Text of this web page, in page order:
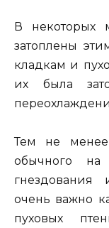
В некоторых
затоплены
кладкам и
их была
Тем не
обычного на
гнездования
очень важно
пуховых